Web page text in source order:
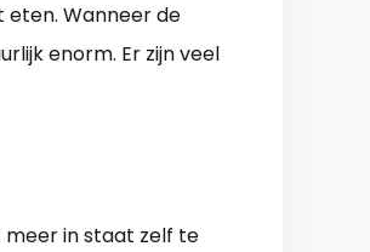
eten. Wanneer de
enorm. Er zijn veel
meer in staat zelf te